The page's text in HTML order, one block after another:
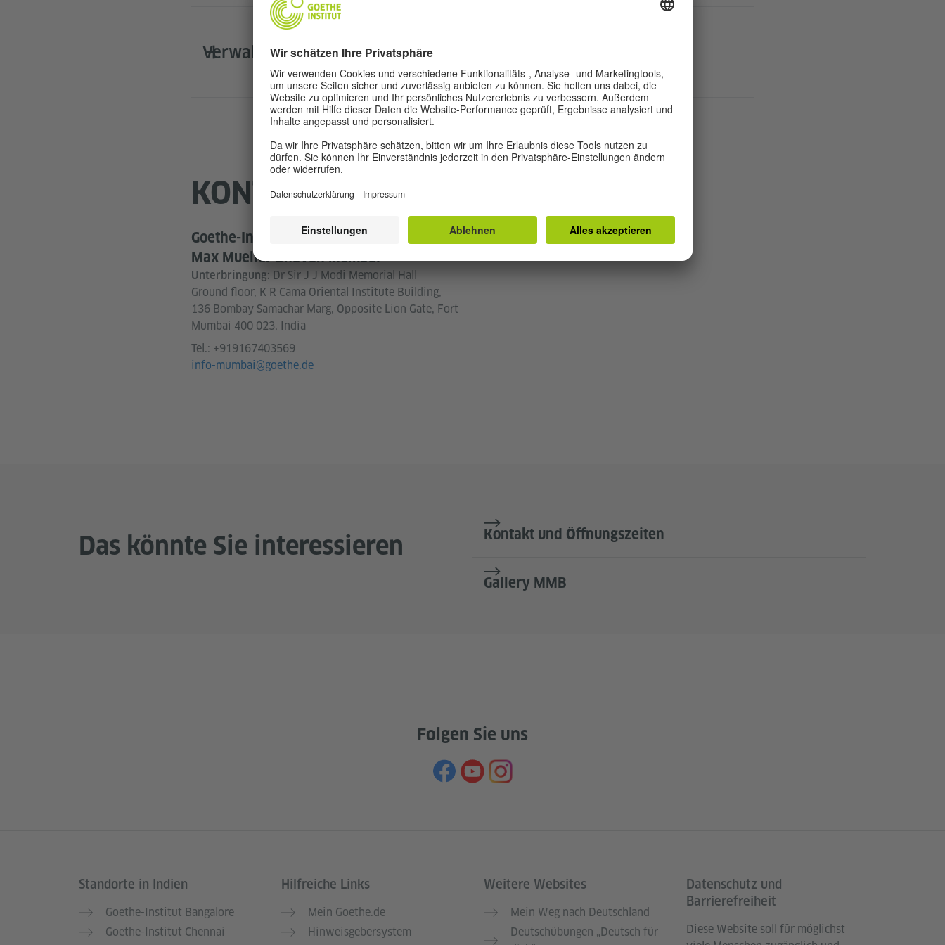
Verwaltung
KONTAKT
Goethe-Institut /
Max Mueller Bhavan Mumbai
Unterbringung: Dr Sir J J Modi Memorial Hall
Ground floor, K R Cama Oriental Institute Building,
136 Bombay Samachar Marg, Opposite Lion Gate, Fort
Mumbai 400 023, India
Tel.: +919167403569
info-mumbai@goethe.de
Das könnte Sie interessieren Kontakt und Öffnungszeiten
Gallery MMB
Folgen Sie uns
Service- und Informationsbereich
Standorte in Indien
Goethe-Institut Bangalore
Goethe-Institut Chennai
Hilfreiche Links
Mein Goethe.de
Hinweisgebersystem
Weitere Websites
Mein Weg nach Deutschland
Deutschübungen „Deutsch für
Datenschutz und
Barrierefreiheit
Diese Website soll für möglichst